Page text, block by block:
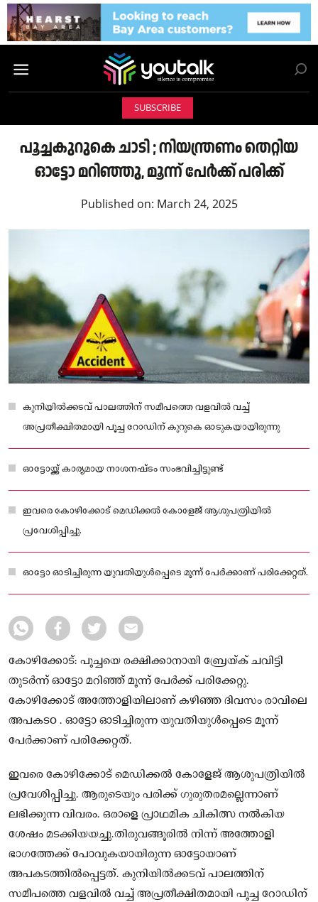
SUBSCRIBE
പൂച്ചകുറുകെ ചാടി ; നിയന്ത്രണം തെറ്റിയ
ഓട്ടോ മറിഞ്ഞു, മൂന്ന് പേർക്ക് പരിക്ക്
Published on: March 24, 2025
കുനിയില്‍ക്കടവ് പാലത്തിന് സമീപത്തെ വളവില്‍ വച്ച്
അപ്രതീക്ഷിതമായി പൂച്ച റോഡിന് കുറുകെ ഓടുകയായിരുന്നു
ഓട്ടോയ്ക്ക് കാര്യമായ നാശനഷ്ടം സംഭവിച്ചിട്ടുണ്ട്
ഇവരെ കോഴിക്കോട് മെഡിക്കല്‍ കോളേജ് ആശുപത്രിയില്‍
പ്രവേശിപ്പിച്ചു.
ഓട്ടോ ഓടിച്ചിരുന്ന യുവതിയുള്‍പ്പെടെ മൂന്ന് പേര്‍ക്കാണ് പരിക്കേറ്റത്.
കോഴിക്കോട്: പൂച്ചയെ രക്ഷിക്കാനായി ബ്രേയ്ക് ചവിട്ടി
തുടര്‍ന്ന് ഓട്ടോ മറിഞ്ഞ് മൂന്ന് പേര്‍ക്ക് പരിക്കേറ്റു.
കോഴിക്കോട് അത്തോളിയിലാണ് കഴിഞ്ഞ ദിവസം രാവിലെ
അപകടo . ഓട്ടോ ഓടിച്ചിരുന്ന യുവതിയുള്‍പ്പെടെ മൂന്ന്
പേര്‍ക്കാണ് പരിക്കേറ്റത്.
ഇവരെ കോഴിക്കോട് മെഡിക്കല്‍ കോളേജ് ആശുപത്രിയില്‍
പ്രവേശിപ്പിച്ചു. ആരുടെയും പരിക്ക് ഗുരുതരമല്ലെന്നാണ്
ലഭിക്കുന്ന വിവരം. ഒരാളെ പ്രാഥമിക ചികിത്സ നല്‍കിയ
ശേഷം മടക്കിയയച്ചു.തിരുവങ്ങൂരില്‍ നിന്ന് അത്തോളി
ഭാഗത്തേക്ക് പോവുകയായിരുന്ന ഓട്ടോയാണ്
അപകടത്തില്‍പ്പെട്ടത്. കുനിയില്‍ക്കടവ് പാലത്തിന്
സമീപത്തെ വളവില്‍ വച്ച് അപ്രതീക്ഷിതമായി പൂച്ച റോഡിന്